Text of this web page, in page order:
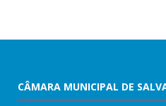
CÂMARA MUNICIPAL DE